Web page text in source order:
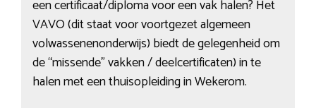
een certificaat/diploma voor een vak halen? Het
VAVO (dit staat voor voortgezet algemeen
volwassenenonderwijs) biedt de gelegenheid om
de “missende” vakken / deelcertificaten) in te
halen met een thuisopleiding in Wekerom.